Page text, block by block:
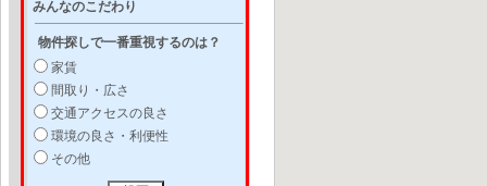
みんなのこだわり
物件探しで一番重視するのは？
家賃
間取り・広さ
交通アクセスの良さ
環境の良さ・利便性
その他